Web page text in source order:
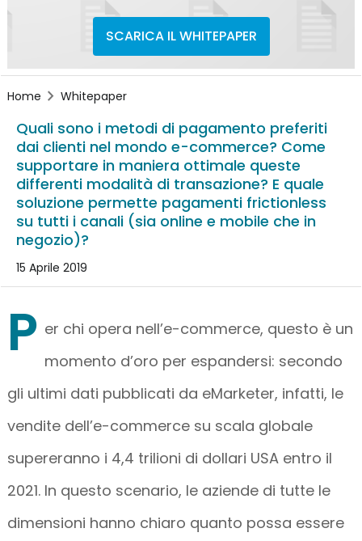
SCARICA IL WHITEPAPER
Home Whitepaper
Quali sono i metodi di pagamento preferiti
dai clienti nel mondo e-commerce? Come
supportare in maniera ottimale queste
differenti modalità di transazione? E quale
soluzione permette pagamenti frictionless
su tutti i canali (sia online e mobile che in
negozio)?
15 Aprile 2019
P er chi opera nell’e-commerce, questo è un
momento d’oro per espandersi: secondo
gli ultimi dati pubblicati da eMarketer, infatti, le
vendite dell’e-commerce su scala globale
supereranno i 4,4 trilioni di dollari USA entro il
2021. In questo scenario, le aziende di tutte le
dimensioni hanno chiaro quanto possa essere